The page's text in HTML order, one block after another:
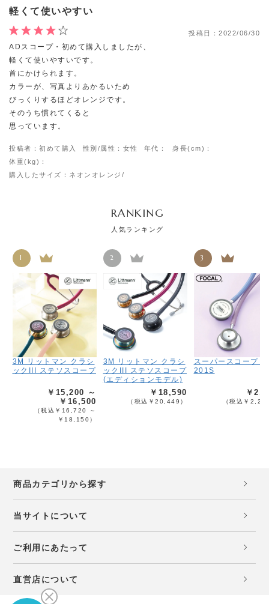
軽くて使いやすい
投稿日： 2022/06/30
ADスコープ・初めて購入しましたが、
軽くて使いやすいです。
首にかけられます。
カラーが、写真よりあかるいため
びっくりするほどオレンジです。
そのうち慣れてくると
思っています。
投稿者：初めて購入 性別/属性：女性 年代：
身長(cm)：
体重(kg)：
購入したサイズ：ネオンオレンジ/
RANKING
人気ランキング
1
3M リットマン クラシ
ックIII ステソスコープ
￥15,200 ～
￥16,500
（税込￥16,720 ～
￥18,150）
2
3M リットマン クラシ
ックIII ステソスコープ
(エディションモデル)
￥18,590
（税込￥20,449）
3
スーパースコープ
201S
￥
（税込￥
商品カテゴリから探す
当サイトについて
ご利用にあたって
直営店について